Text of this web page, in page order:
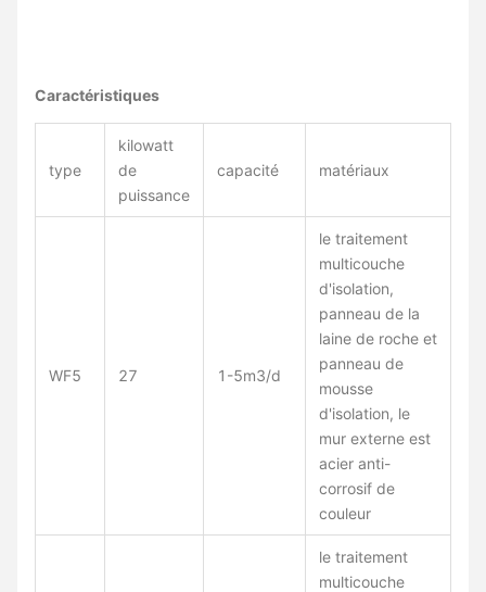
Caractéristiques
type
kilowatt
de
puissance
capacité matériaux
WF5 27 1-5m3/d
le traitement
multicouche
d'isolation,
panneau de la
laine de roche et
panneau de
mousse
d'isolation, le
mur externe est
acier anti-
corrosif de
couleur
le traitement
multicouche